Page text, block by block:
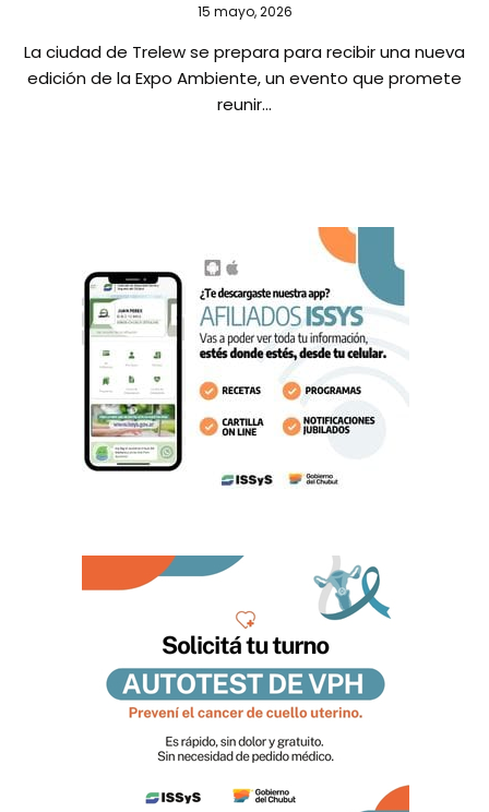
15 mayo, 2026
La ciudad de Trelew se prepara para recibir una nueva
edición de la Expo Ambiente, un evento que promete
reunir…